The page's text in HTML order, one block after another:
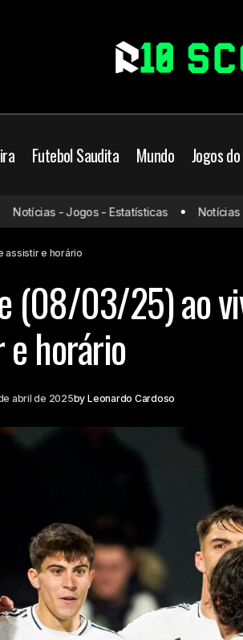
Futebol Saudita Mundo Jogos
Jogos de hoje Jogos do dia Jogos de hoje
- Jogos - Estatísticas Notícias -
assistir e horário
(08/03/25) ao
horário
abril de 2025by Leonardo Cardoso